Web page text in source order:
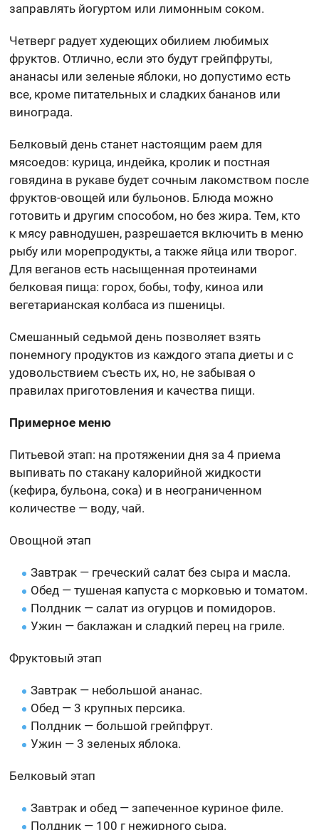
заправлять йогуртом или лимонным соком.
Четверг радует худеющих обилием любимых
фруктов. Отлично, если это будут грейпфруты,
ананасы или зеленые яблоки, но допустимо есть
все, кроме питательных и сладких бананов или
винограда.
Белковый день станет настоящим раем для
мясоедов: курица, индейка, кролик и постная
говядина в рукаве будет сочным лакомством после
фруктов-овощей или бульонов. Блюда можно
готовить и другим способом, но без жира. Тем, кто
к мясу равнодушен, разрешается включить в меню
рыбу или морепродукты, а также яйца или творог.
Для веганов есть насыщенная протеинами
белковая пища: горох, бобы, тофу, киноа или
вегетарианская колбаса из пшеницы.
Смешанный седьмой день позволяет взять
понемногу продуктов из каждого этапа диеты и с
удовольствием съесть их, но, не забывая о
правилах приготовления и качества пищи.
Примерное меню
Питьевой этап: на протяжении дня за 4 приема
выпивать по стакану калорийной жидкости
(кефира, бульона, сока) и в неограниченном
количестве — воду, чай.
Овощной этап
Завтрак — греческий салат без сыра и масла.
Обед — тушеная капуста с морковью и томатом.
Полдник — салат из огурцов и помидоров.
Ужин — баклажан и сладкий перец на гриле.
Фруктовый этап
Завтрак — небольшой ананас.
Обед — 3 крупных персика.
Полдник — большой грейпфрут.
Ужин — 3 зеленых яблока.
Белковый этап
Завтрак и обед — запеченное куриное филе.
Полдник — 100 г нежирного сыра.